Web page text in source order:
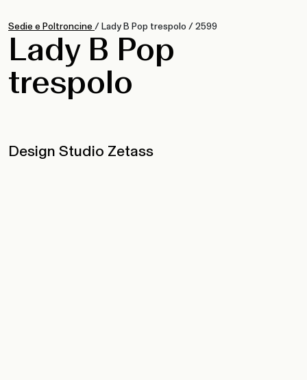
Sedie e Poltroncine /Lady B Pop trespolo /2599
Lady B Pop
trespolo
Design Studio Zetass